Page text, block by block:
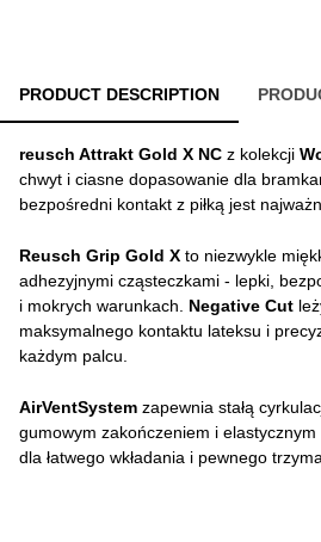
PRODUCT DESCRIPTION
reusch Attrakt Gold X NC z kolekcji
chwyt i ciasne dopasowanie dla
bezpośredni kontakt z piłką jest
Reusch Grip Gold X to niezwykle
adhezyjnymi cząsteczkami - lepki,
i mokrych warunkach. Negative Cut
maksymalnego kontaktu lateksu i
każdym palcu.
AirVentSystem zapewnia stałą
gumowym zakończeniem i
dla łatwego wkładania i pewnego